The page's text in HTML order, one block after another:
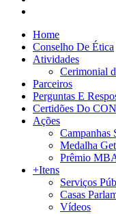
Home
Conselho De Ética
Atividades
Cerimonial
Parceiros
Perguntas E
Certidões Do
Ações
Campanhas
Medalha
Prêmio
+Itens
Serviços
Casas
Vídeos